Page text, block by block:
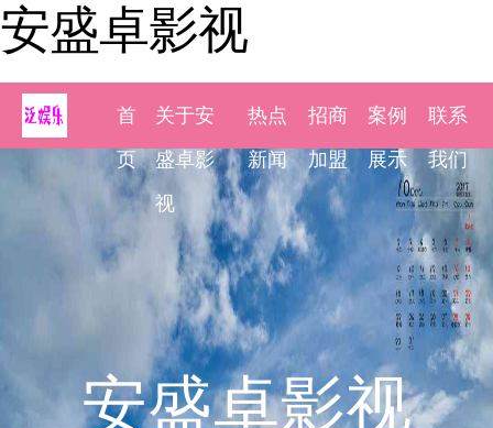
安盛卓影视
首
页
关于安
盛卓影
视
热点
新闻
招商
加盟
案例
展示
联系
我们
安盛卓影视